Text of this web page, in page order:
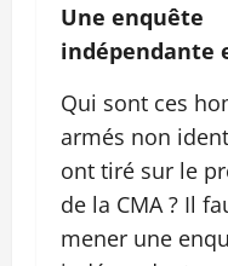
Une enquête
indépendante
Qui sont ces
armés non
ont tiré sur le
de la CMA ? Il
mener une